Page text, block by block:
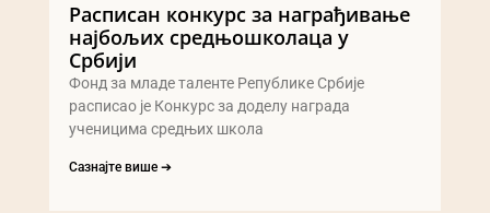
Расписан конкурс за награђивање
најбољих средњошколаца у
Србији
Фонд за младе таленте Републике Србије
расписао је Конкурс за доделу награда
ученицима средњих школа
Сазнајте више ➔